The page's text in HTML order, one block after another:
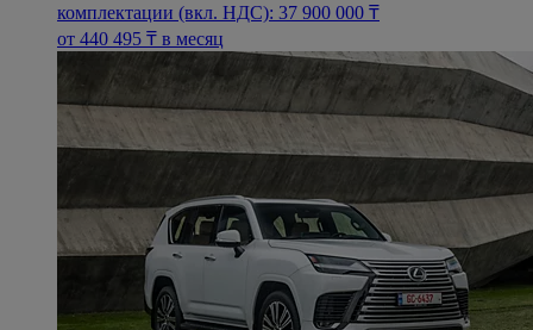
комплектации (вкл. НДС): 37 900 000 ₸
oт 440 495 ₸ в месяц